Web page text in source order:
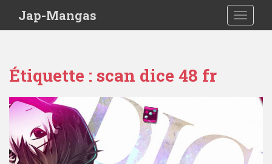
Jap-Mangas
Étiquette : scan dice 48 fr